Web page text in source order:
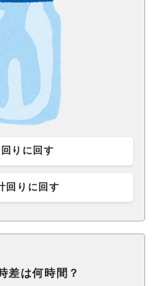
りに回す
回りに回す
差は何時間？